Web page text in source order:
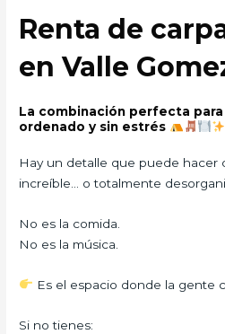
Renta de
en Valle
La combinación perfecta
ordenado y sin estrés
Hay un detalle que puede hacer
increíble… o totalmente
No es la comida.
No es la música.
Es el espacio donde la gente
Si no tienes: